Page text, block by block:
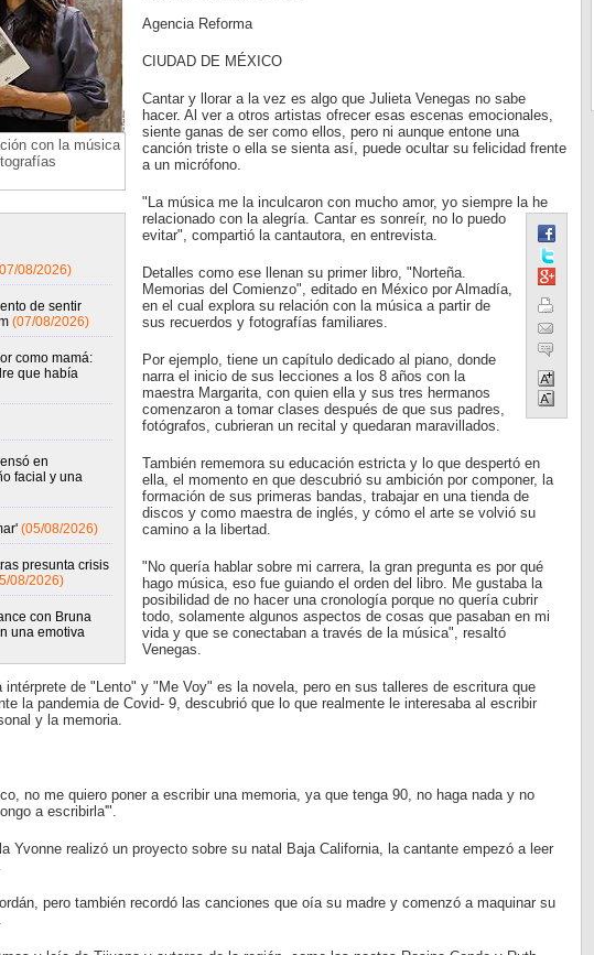
con la música
08/2026)
de sentir
(07/08/2026)
como mamá:
que había
en
facial y una
(05/08/2026)
presunta crisis
08/2026)
con Bruna
una emotiva
Agencia Reforma
CIUDAD DE MÉXICO
Cantar y llorar a la vez es algo que Julieta Venegas no sabe
hacer. Al ver a otros artistas ofrecer esas escenas emocionales,
siente ganas de ser como ellos, pero ni aunque entone una
canción triste o ella se sienta así, puede ocultar su felicidad frente
a un micrófono.
"La música me la inculcaron con mucho amor, yo siempre la he
relacionado con la alegría. Cantar es sonreír, no lo puedo
evitar", compartió la cantautora, en entrevista.
Detalles como ese llenan su primer libro, "Norteña.
Memorias del Comienzo", editado en México por Almadía,
en el cual explora su relación con la música a partir de
sus recuerdos y fotografías familiares.
Por ejemplo, tiene un capítulo dedicado al piano, donde
narra el inicio de sus lecciones a los 8 años con la
maestra Margarita, con quien ella y sus tres hermanos
comenzaron a tomar clases después de que sus padres,
fotógrafos, cubrieran un recital y quedaran maravillados.
También rememora su educación estricta y lo que despertó en
ella, el momento en que descubrió su ambición por componer, la
formación de sus primeras bandas, trabajar en una tienda de
discos y como maestra de inglés, y cómo el arte se volvió su
camino a la libertad.
"No quería hablar sobre mi carrera, la gran pregunta es por qué
hago música, eso fue guiando el orden del libro. Me gustaba la
posibilidad de no hacer una cronología porque no quería cubrir
todo, solamente algunos aspectos de cosas que pasaban en mi
vida y que se conectaban a través de la música", resaltó
Venegas.
intérprete de "Lento" y "Me Voy" es la novela, pero en sus talleres de escritura que
la pandemia de Covid- 9, descubrió que lo que realmente le interesaba al escribir
y la memoria.
no me quiero poner a escribir una memoria, ya que tenga 90, no haga nada y no
a escribirla'".
Yvonne realizó un proyecto sobre su natal Baja California, la cantante empezó a leer
pero también recordó las canciones que oía su madre y comenzó a maquinar su